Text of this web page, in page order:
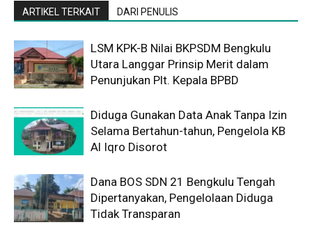
ARTIKEL TERKAIT DARI PENULIS
LSM KPK-B Nilai BKPSDM Bengkulu
Utara Langgar Prinsip Merit dalam
Penunjukan Plt. Kepala BPBD
Diduga Gunakan Data Anak Tanpa Izin
Selama Bertahun-tahun, Pengelola KB
Al Iqro Disorot
Dana BOS SDN 21 Bengkulu Tengah
Dipertanyakan, Pengelolaan Diduga
Tidak Transparan